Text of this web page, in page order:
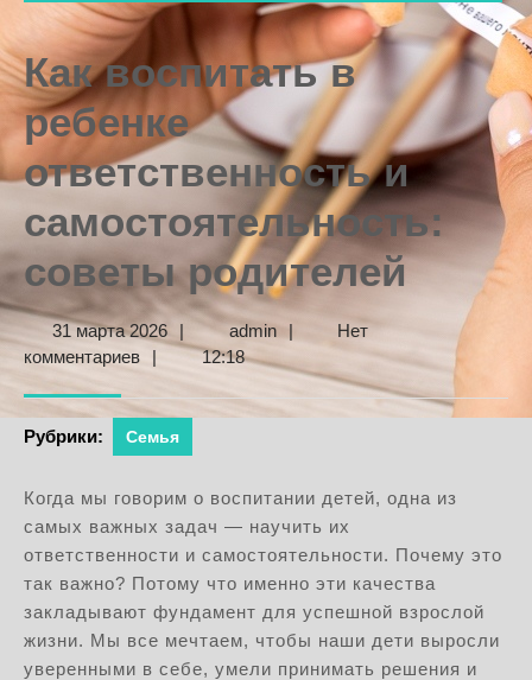
Как воспитать в
ребенке
ответственность и
самостоятельность:
советы родителей
31 марта 202631
марта
| adminadmin
|
Нет
комментариев
| 12:18
Рубрики: Семья
Когда мы говорим о воспитании детей, одна из
самых важных задач — научить их
ответственности и самостоятельности. Почему это
так важно? Потому что именно эти качества
закладывают фундамент для успешной взрослой
жизни. Мы все мечтаем, чтобы наши дети выросли
уверенными в себе, умели принимать решения и